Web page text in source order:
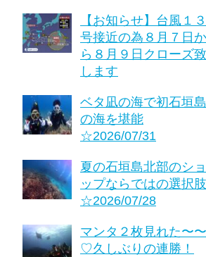
【お知らせ】台風１３
号接近の為８月７日か
ら８月９日クローズ致
します
ベタ凪の海で初石垣島
の海を堪能
☆2026/07/31
夏の石垣島北部のショ
ップならではの選択肢
☆2026/07/28
マンタ２枚見れた〜〜
♡久しぶりの連勝！